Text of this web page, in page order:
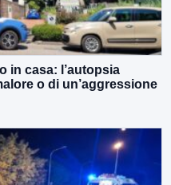
in casa: l’autopsia
o di un’aggressione